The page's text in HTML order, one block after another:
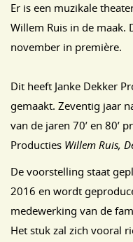
Er is een muzikale
Willem Ruis in de maak.
november in première.
Dit heeft Janke Dekker
gemaakt. Zeventig jaar
van de jaren 70’ en 80’
Producties Willem Ruis,
De voorstelling staat
2016 en wordt
medewerking van de
Het stuk zal zich vooral